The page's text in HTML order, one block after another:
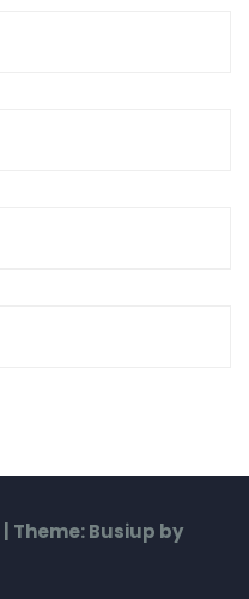
| Theme: Busiup by